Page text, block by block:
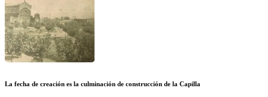
La fecha de creación es la culminación de construcción de la Capilla